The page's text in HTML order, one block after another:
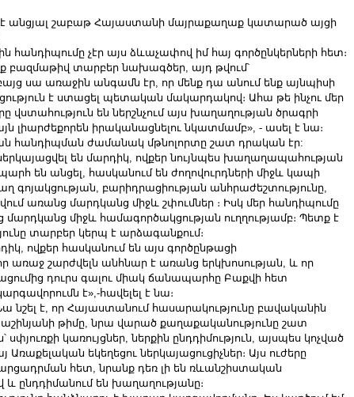
է անցյալ շաբաթ Հայաստանի մայրաքաղաք կատարած այցի
հանդիպումը չէր այս ձևաչափով իմ հայ գործընկերների հետ։
բազմաթիվ տարբեր նախագծեր, այդ թվում՝
սա առաջին անգամն էր, որ մենք դա անում ենք այնպիսի
է ստացել պետական ​​մակարդակով։ Ահա թե ինչու մեր
վստահություն են ներշնչում այս խաղաղության ծրագրի
լիարժեքորեն իրականացնելու նկատմամբ», - ասել է նա։
հանդիպման ժամանակ մթնոլորտը շատ դրական էր:
են մարդիկ, ովքեր նույնպես խաղաղապահության
են անցել, հասկանում են ժողովուրդների միջև կապի
գոյակցության, բարիդրացիության անհրաժեշտությունը,
առանց մարդկանց միջև շփումներ ։ Իսկ մեր հանդիպումը
մարդկանց միջև համագործակցության ուղղությամբ։ Պետք է
տարբեր կերպ է արձագանքում։
ովքեր հասկանում են այս գործընթացի
առաջ շարժվելն անհնար է առանց երկխոսության, և որ
դուրս գալու միակ ճանապարհը Բաքվի հետ
է»,-հավելել է նա։
նշել է, որ Հայաստանում հասարակությունը բավականին
թիմը, նրա վարած քաղաքականությունը շատ
սփյուռքի կառույցներ, ներքին ընդդիմություն, այսպես կոչված
եկեղեցու ներկայացուցիչներ։ Այս ուժերը
հետ, նրանք դեռ լի են ռևանշիստական
և ընդդիմանում են խաղաղությանը։